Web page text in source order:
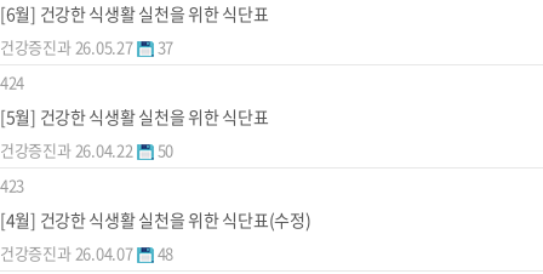
[6월] 건강한 식생활 실천을 위한 식단표
건강증진과 26.05.27
37
424
[5월] 건강한 식생활 실천을 위한 식단표
건강증진과 26.04.22
50
423
[4월] 건강한 식생활 실천을 위한 식단표(수정)
건강증진과 26.04.07
48